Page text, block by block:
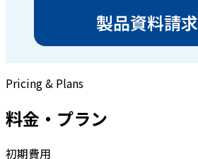
製品資料請求
Pricing & Plans
料金・プラン
初期費用